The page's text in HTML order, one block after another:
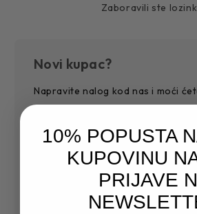
Zaboravili ste
Novi kupac?
Napravite nalog kod nas i moći
Sačuvajte više adresa za
Pristupite historiji narudžbi
Pratite nove narudžbe
Sačuvajte artikle na Vašoj
10% POPUSTA
KUPOVINU
PRIJAVE